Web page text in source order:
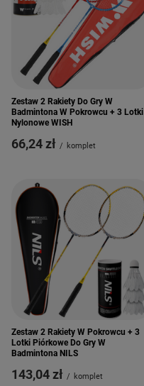
Zestaw 2 Rakiety Do Gry W
Badmintona W Pokrowcu + 3 Lotki
Nylonowe WISH
66,24 zł / komplet
Zestaw 2 Rakiety W Pokrowcu + 3
Lotki Piórkowe Do Gry W
Badmintona NILS
143,04 zł / komplet